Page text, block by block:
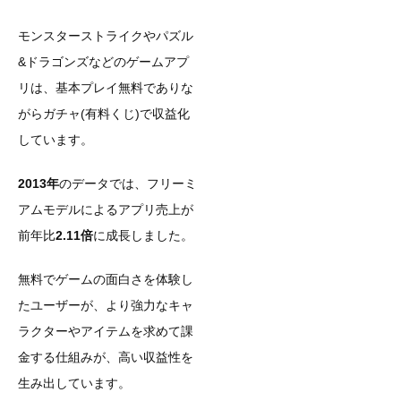
モンスターストライクやパズル
&ドラゴンズなどのゲームアプ
リは、基本プレイ無料でありな
がらガチャ(有料くじ)で収益化
しています。
2013年のデータでは、フリーミ
アムモデルによるアプリ売上が
前年比2.11倍に成長しました。
無料でゲームの面白さを体験し
たユーザーが、より強力なキャ
ラクターやアイテムを求めて課
金する仕組みが、高い収益性を
生み出しています。